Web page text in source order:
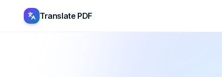
Translate PDF